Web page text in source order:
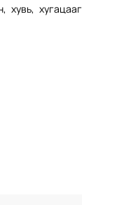
хувь, хугацааг